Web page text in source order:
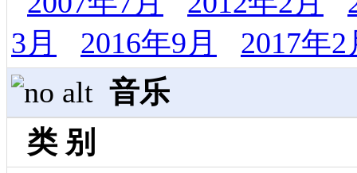
3月
2016年9月
2017年2
音乐
类 别